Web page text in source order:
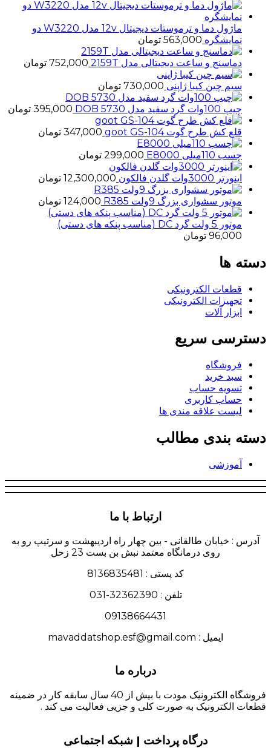
ماژول دما و ترموستات دیجیتال 12v مدل W3220 دو
نمایشگره 563,000 تومان
دماسنج و ساعت دیجیتالی مدل 2159T
752,000 تومان
سیم چین کیبا ژاپنی 730,000 تومان
چیپ 100وات گرد سفید مدل 5730 DOB
395,000 تومان
قلع کش طرح گوت goot GS-104
347,000 تومان
چسب 110میلی E8000
299,000 تومان
اینورتر 3000وات گلدن فالکون
12,300,000 تومان
موتور سشواری بزرگ 9ولت R385
124,000 تومان
موتور 5 ولت گرد DC (مناسب پنکه های دستی)
96,000 تومان
دسته ها
قطعات الکترونیکی
تجهیزات الکترونیکی
ابزار آلات
دسترسی سریع
فروشگاه
سبد خرید
تسویه حساب
حساب کاربری
لیست علاقه مندی ها
دسته بندی مطالب
آموزشی
ارتباط با ما
آدرس : خیابان طالقانی - بین چهار راه اردیبهشت و سرتیپ رو به
روی درمانگاه معتمد نبش بن بست 23 زحل
کد پستی : 8136835481
تلفن : 32362390-031
09138664431
ایمیل : mavaddatshop.esf@gmail.com
درباره ما
فروشگاه الکترونیک مودت با بیش از 40 سال سابقه کار در ضمینه
قطعات الکترونیک به صورت کلی و جزیی فعالیت می کند .
درگاه پرداخت | شبکه اجتماعی